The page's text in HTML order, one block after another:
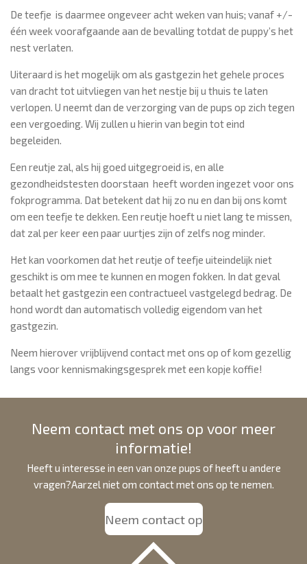
De teefje is daarmee ongeveer acht weken van huis; vanaf +/-
één week voorafgaande aan de bevalling totdat de puppy’s het
nest verlaten.
Uiteraard is het mogelijk om als gastgezin het gehele proces
van dracht tot uitvliegen van het nestje bij u thuis te laten
verlopen. U neemt dan de verzorging van de pups op zich tegen
een vergoeding. Wij zullen u hierin van begin tot eind
begeleiden.
Een reutje zal, als hij goed uitgegroeid is, en alle
gezondheidstesten doorstaan heeft worden ingezet voor ons
fokprogramma. Dat betekent dat hij zo nu en dan bij ons komt
om een teefje te dekken. Een reutje hoeft u niet lang te missen,
dat zal per keer een paar uurtjes zijn of zelfs nog minder.
Het kan voorkomen dat het reutje of teefje uiteindelijk niet
geschikt is om mee te kunnen en mogen fokken. In dat geval
betaalt het gastgezin een contractueel vastgelegd bedrag. De
hond wordt dan automatisch volledig eigendom van het
gastgezin.
Neem hierover vrijblijvend contact met ons op of kom gezellig
langs voor kennismakingsgesprek met een kopje koffie!
Neem contact met ons op voor meer
informatie!
Heeft u interesse in een van onze pups of heeft u andere
vragen?Aarzel niet om contact met ons op te nemen.
Neem contact op